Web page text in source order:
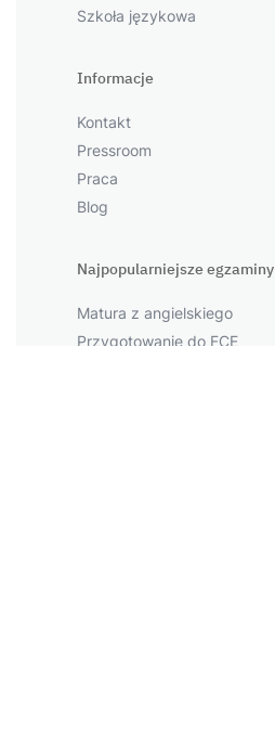
Szkoła językowa
Informacje
Kontakt
Pressroom
Praca
Blog
Najpopularniejsze egzaminy
Matura z angielskiego
Przygotowanie do FCE